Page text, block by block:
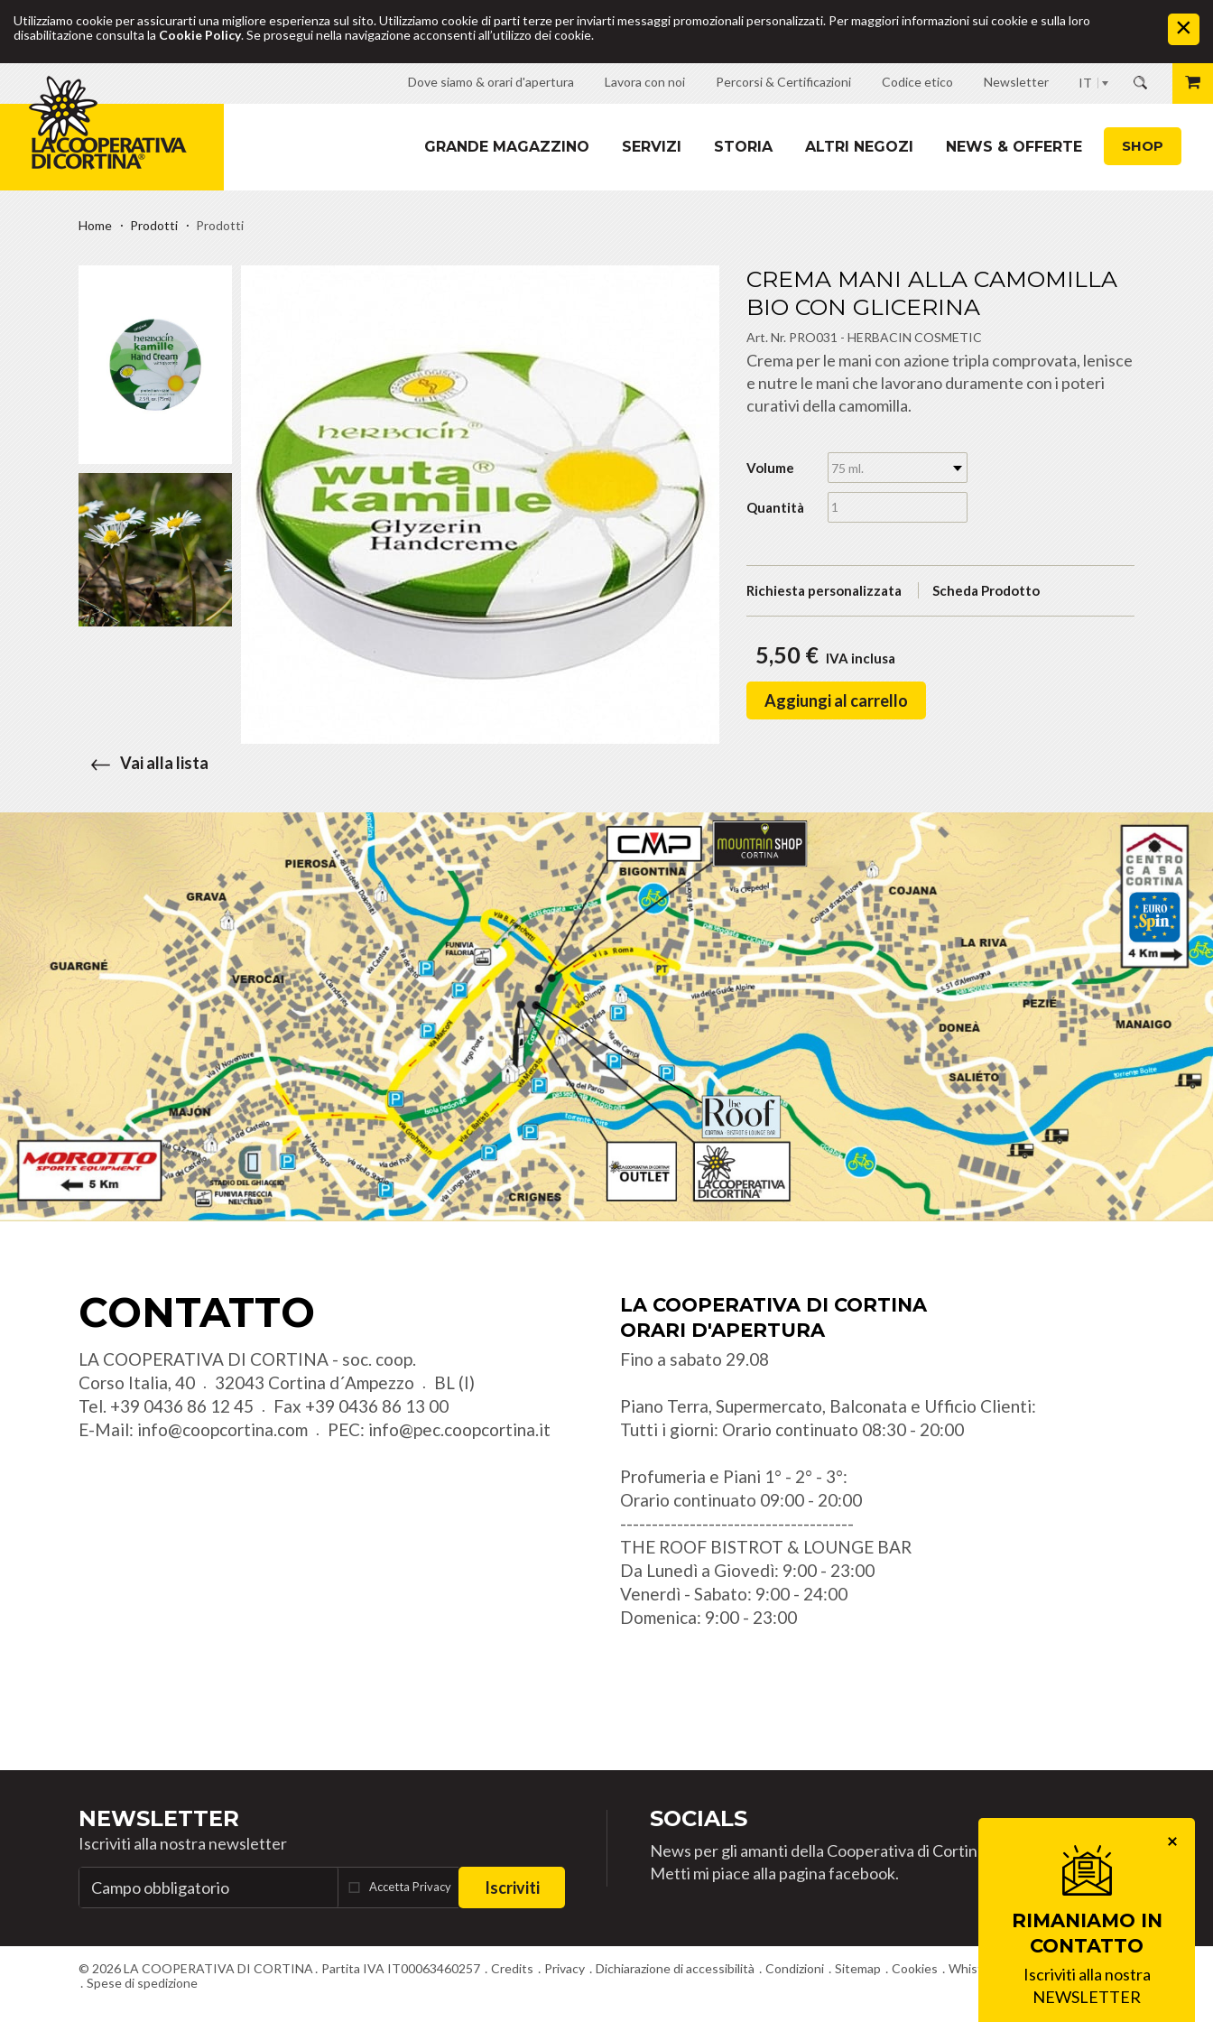
Utilizziamo cookie per assicurarti una migliore esperienza sul sito. Utilizziamo cookie di parti terze per inviarti messaggi promozionali personalizzati. Per maggiori informazioni sui cookie e sulla loro
disabilitazione consulta la Cookie Policy. Se prosegui nella navigazione acconsenti all’utilizzo dei cookie.
IT
Dove siamo & orari d'apertura Lavora con noi Percorsi & Certificazioni Codice etico Newsletter
GRANDE MAGAZZINO SERVIZI STORIA ALTRI NEGOZI NEWS & OFFERTE
Home Prodotti Prodotti
SHOP
CREMA MANI ALLA CAMOMILLA
BIO CON GLICERINA
Art. Nr. PRO031 - HERBACIN COSMETIC
Crema per le mani con azione tripla comprovata, lenisce
e nutre le mani che lavorano duramente con i poteri
curativi della camomilla.
Volume 75 ml.
Quantità
Richiesta personalizzata Scheda Prodotto
5,50 € IVA inclusa
Aggiungi al carrello
Vai alla lista
CONTATTO
LA COOPERATIVA DI CORTINA - soc. coop.
Corso Italia, 40
32043 Cortina d´Ampezzo
BL (I)
Tel. +39 0436 86 12 45 Fax +39 0436 86 13 00
E-Mail: info@coopcortina.com PEC: info@pec.coopcortina.it
LA COOPERATIVA DI CORTINA
ORARI D'APERTURA
Fino a sabato 29.08
Piano Terra, Supermercato, Balconata e Ufficio Clienti:
Tutti i giorni: Orario continuato 08:30 - 20:00
Profumeria e Piani 1° - 2° - 3°:
Orario continuato 09:00 - 20:00
-------------------------------------
THE ROOF BISTROT & LOUNGE BAR
Da Lunedì a Giovedì: 9:00 - 23:00
Venerdì - Sabato: 9:00 - 24:00
Domenica: 9:00 - 23:00
NEWSLETTER
Iscriviti alla nostra newsletter
Accetta Privacy Iscriviti
SOCIALS
News per gli amanti della Cooperativa di Cortina.
Metti mi piace alla pagina facebook.
© 2026LA COOPERATIVA DI CORTINA Partita IVA IT00063460257 Credits Privacy Dichiarazione di accessibilità Condizioni Sitemap Cookies Whistleblowing
Lavora con noi
Spese di spedizione
RIMANIAMO IN
CONTATTO
Iscriviti alla nostra
NEWSLETTER